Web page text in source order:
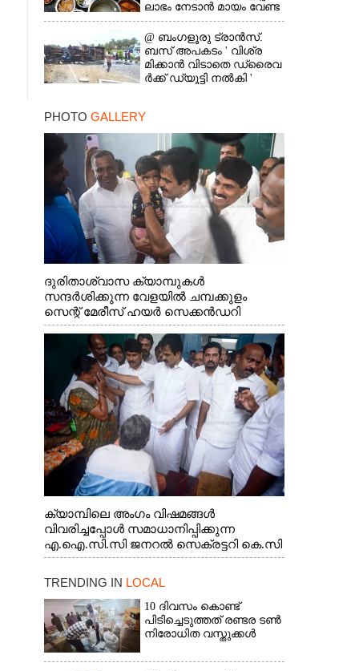
ലാഭം നേടാൻ മായം വേണ്ട
@ ബംഗളൂരു ട്രാൻസ്.
ബസ് അപകടം ' വി​ശ്ര​
മിക്കാൻ വിടാതെ ഡ്രൈ​വ​
ർ​ക്ക് ഡ്യൂട്ടി നൽകി '
PHOTO GALLERY
ദുരിതാശ്വാസ ക്യാമ്പുകൾ
സന്ദർശിക്കുന്ന വേളയിൽ ചമ്പക്കുളം
സെന്റ് മേരീസ് ഹയർ സെക്കൻഡറി
സ്കൂളിലെ ക്യാമ്പിലെത്തിയ എ.ഐ.സി.സി
ജനറൽ സെക്രട്ടറി കെ.സി
വേണുഗോപാൽ എം.പി കുരുന്നിനെ
എടുത്ത് ലാളിച്ചപ്പോൾ. സഹകരണ-
എക്സൈസ് വകുപ്പ് മന്ത്രി എം. ലിജു,
കൃഷിവകുപ്പ് മന്ത്രി ടി. സിദ്ദിഖ്, റെജി
ചെറിയാൻ എം. എൽ. എ എന്നിവർ സമീപം
ക്യാമ്പിലെ അംഗം വിഷമങ്ങൾ
വിവരിച്ചപ്പോൾ സമാധാനിപ്പിക്കുന്ന
എ.ഐ.സി.സി ജനറൽ സെക്രട്ടറി കെ.സി
വേണുഗോപാൽ എം.പി. സഹകരണ-
എന്നിവർ
TRENDING IN LOCAL
10 ദിവസം കൊണ്ട്
പിടിച്ചെടുത്തത് രണ്ടര ടൺ
നിരോധിത വസ്തുക്കൾ